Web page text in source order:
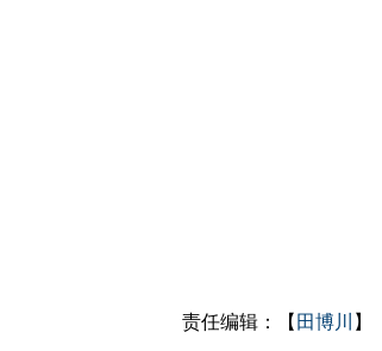
责任编辑：【 田博川 】